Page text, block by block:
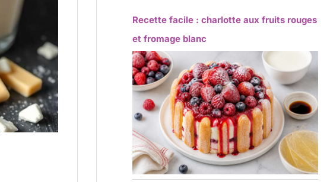
Recette facile : charlotte aux fruits rouges
et fromage blanc